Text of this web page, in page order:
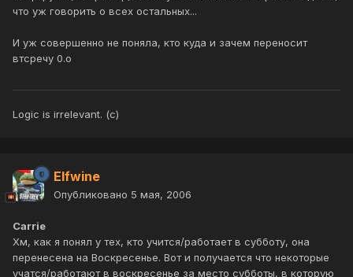
что уж говорить о всех остальных...
И уж совершенно не поняла, кто куда и зачем переносит
втсречу 0.о
Logic is irrelevant. (с)
Elfwine
Опубликовано 5 мая, 2006
Carrie
Хм, как я понял у тех, кто учится/работает в субботу, она
перенесена на Воскресенье. Вот и получается что некоторые
учатся/работают в воскресенье за место субботы, в которую